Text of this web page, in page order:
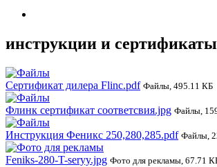
инструкции и сертификаты
Сертификат дилера Flinc.pdf Файлы, 495.11 КБ
Флинк сертификат соответсвия.jpg Файлы,
Инструкция Феникс 250,280,285.pdf Файлы,
Feniks-280-T-seryy.jpg Фото для рекламы, 67.71